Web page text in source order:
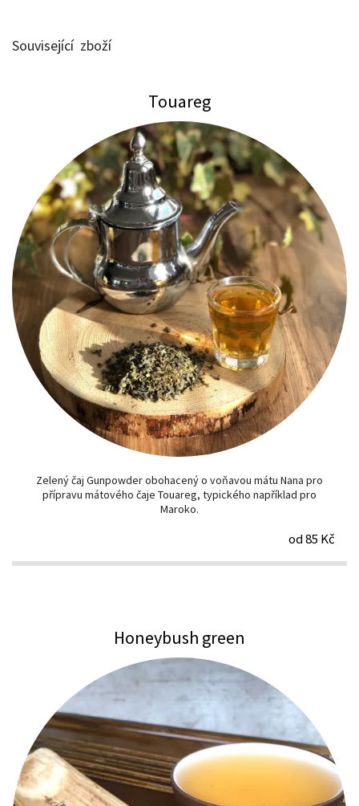
Související zboží
Touareg
Zelený čaj Gunpowder obohacený o voňavou mátu Nana pro
přípravu mátového čaje Touareg, typického například pro
Maroko.
od 85 Kč
Honeybush green